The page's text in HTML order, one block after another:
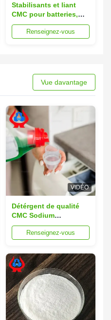
Stabilisants et liant
CMC pour batteries,
taille de particule 80
mesh, 95 pour cent,
Renseignez-vous
Vue davantage
VIDÉO
Détérgent de qualité
CMC Sodium
Carboxymethyl
Cellulose épaississant
Renseignez-vous